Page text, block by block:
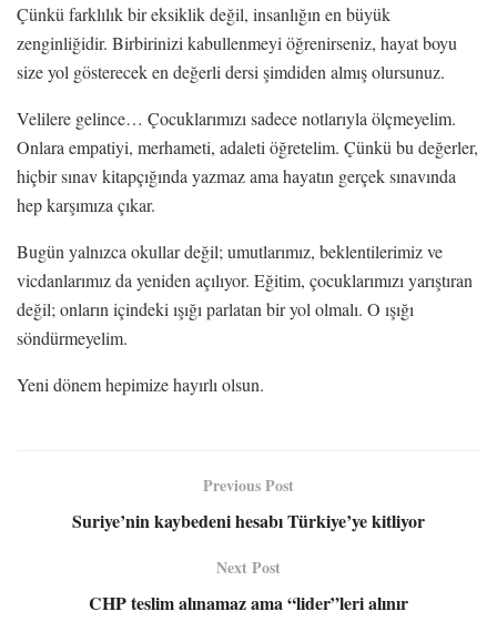
Çünkü farklılık bir eksiklik değil, insanlığın en büyük
zenginliğidir. Birbirinizi kabullenmeyi öğrenirseniz, hayat boyu
size yol gösterecek en değerli dersi şimdiden almış olursunuz.
Velilere gelince… Çocuklarımızı sadece notlarıyla ölçmeyelim.
Onlara empatiyi, merhameti, adaleti öğretelim. Çünkü bu değerler,
hiçbir sınav kitapçığında yazmaz ama hayatın gerçek sınavında
hep karşımıza çıkar.
Bugün yalnızca okullar değil; umutlarımız, beklentilerimiz ve
vicdanlarımız da yeniden açılıyor. Eğitim, çocuklarımızı yarıştıran
değil; onların içindeki ışığı parlatan bir yol olmalı. O ışığı
söndürmeyelim.
Yeni dönem hepimize hayırlı olsun.
Previous Post
Suriye’nin kaybedeni hesabı Türkiye’ye kitliyor
Next Post
CHP teslim alınamaz ama “lider”leri alınır